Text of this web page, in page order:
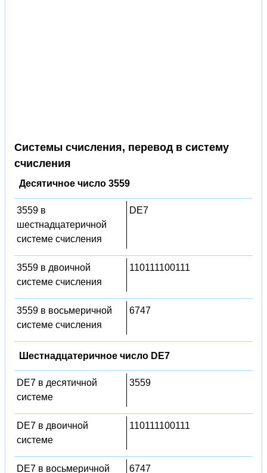
Системы счисления, перевод в систему
счисления
Десятичное число 3559
3559 в
шестнадцатеричной
системе счисления
DE7
3559 в двоичной
системе счисления
110111100111
3559 в восьмеричной
системе счисления
6747
Шестнадцатеричное число DE7
DE7 в десятичной
системе
3559
DE7 в двоичной
системе
110111100111
DE7 в восьмеричной
6747